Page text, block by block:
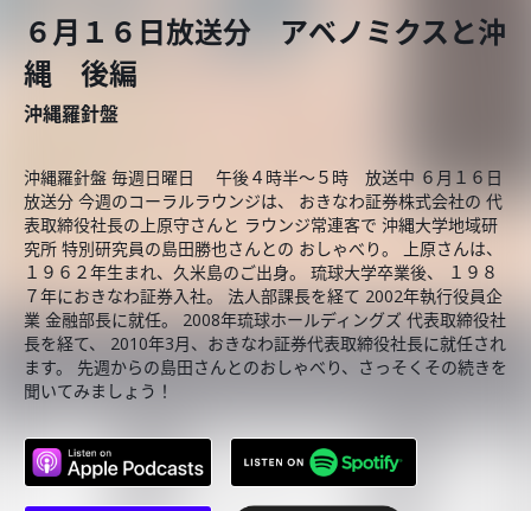
６月１６日放送分 アベノミクスと沖
縄 後編
沖縄羅針盤
沖縄羅針盤 毎週日曜日 午後４時半～５時 放送中 ６月１６日
放送分 今週のコーラルラウンジは、 おきなわ証券株式会社の 代
表取締役社長の上原守さんと ラウンジ常連客で 沖縄大学地域研
究所 特別研究員の島田勝也さんとの おしゃべり。 上原さんは、
１９６２年生まれ、久米島のご出身。 琉球大学卒業後、 １９８
７年におきなわ証券入社。 法人部課長を経て 2002年執行役員企
業 金融部長に就任。 2008年琉球ホールディングズ 代表取締役社
長を経て、 2010年3月、おきなわ証券代表取締役社長に就任され
ます。 先週からの島田さんとのおしゃべり、さっそくその続きを
聞いてみましょう！